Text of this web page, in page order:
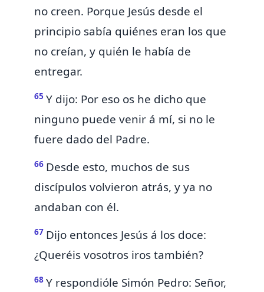
no creen. Porque Jesús desde el
principio sabía quiénes eran los que
no creían, y quién le había de
entregar.
65 Y dijo: Por eso os he dicho que
ninguno puede venir á mí, si no le
fuere dado del Padre.
66 Desde esto, muchos de sus
discípulos volvieron atrás, y ya no
andaban con él.
67 Dijo entonces Jesús á los doce:
¿Queréis vosotros iros también?
68 Y respondióle Simón Pedro: Señor,